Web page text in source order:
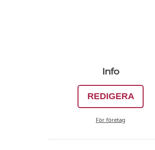
Info
REDIGERA
För företag